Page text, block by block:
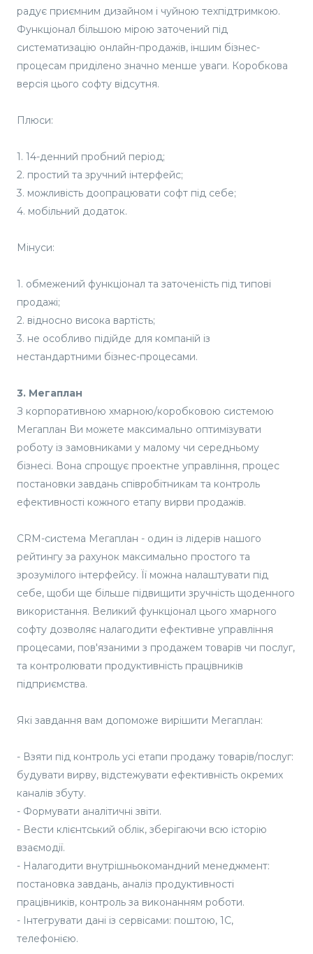
радує приємним дизайном і чуйною техпідтримкою.
Функціонал більшою мірою заточений під
систематизацію онлайн-продажів, іншим бізнес-
процесам приділено значно менше уваги. Коробкова
версія цього софту відсутня.
Плюси:
1. 14-денний пробний період;
2. простий та зручний інтерфейс;
3. можливість доопрацювати софт під себе;
4. мобільний додаток.
Мінуси:
1. обмежений функціонал та заточеність під типові
продажі;
2. відносно висока вартість;
3. не особливо підійде для компаній із
нестандартними бізнес-процесами.
3. Мегаплан
З корпоративною хмарною/коробковою системою
Мегаплан Ви можете максимально оптимізувати
роботу із замовниками у малому чи середньому
бізнесі. Вона спрощує проектне управління, процес
постановки завдань співробітникам та контроль
ефективності кожного етапу вирви продажів.
CRM-система Мегаплан - один із лідерів нашого
рейтингу за рахунок максимально простого та
зрозумілого інтерфейсу. Її можна налаштувати під
себе, щоби ще більше підвищити зручність щоденного
використання. Великий функціонал цього хмарного
софту дозволяє налагодити ефективне управління
процесами, пов'язаними з продажем товарів чи послуг,
та контролювати продуктивність працівників
підприємства.
Які завдання вам допоможе вирішити Мегаплан:
- Взяти під контроль усі етапи продажу товарів/послуг:
будувати вирву, відстежувати ефективність окремих
каналів збуту.
- Формувати аналітичні звіти.
- Вести клієнтський облік, зберігаючи всю історію
взаємодії.
- Налагодити внутрішньокомандний менеджмент:
постановка завдань, аналіз продуктивності
працівників, контроль за виконанням роботи.
- Інтегрувати дані із сервісами: поштою, 1С,
телефонією.